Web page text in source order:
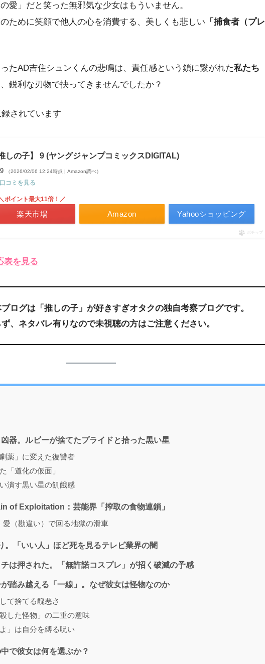
愛」だと笑った無邪気な少女はもういません。
ために笑顔で他人の心を消費する、美しくも悲しい​ ​「捕食者（プレ
たAD吉住シュンくんの悲鳴は、責任感という鎖に繋がれた​​私たち
鋭利な刃物で抉ってきませんでしたか？
されています
推しの子】 9 (ヤングジャンプコミックスDIGITAL)
（2026/02/06 12:24時点 | Amazon調べ）
口コミを見る
Amazon
ポイント最大11倍！／
楽天市場 Yahooショッピング
ポチップ
表を見る
ブログは「推しの子」が好きすぎオタクの独自考察ブログです。
、ネタバレ有りなので未視聴の方はご注意ください。
凶器。ルビーが捨てたプライドと拾った黒い星
薬」に変えた復讐者
「道化の仮面」
潰す黒い星の飢餓感
of Exploitation：芸能界「搾取の食物連鎖」
愛（勘違い）で回る地獄の滑車
。「いい人」ほど死を見るテレビ業界の闇
は押された。「無許諾コスプレ」が招く破滅の予感
が踏み越える「一線」。なぜ彼女は怪物なのか​
て捨てる醜悪さ​
した怪物」の二重の意味
」は自分を縛る呪い
で彼女は何を選ぶか？